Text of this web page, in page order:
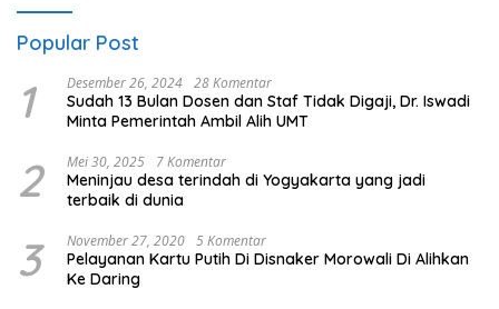
Popular Post
1 Desember 26, 2024 28 Komentar
Sudah 13 Bulan Dosen dan Staf Tidak Digaji, Dr. Iswadi
Minta Pemerintah Ambil Alih UMT
2 Mei 30, 2025 7 Komentar
Meninjau desa terindah di Yogyakarta yang jadi
terbaik di dunia
3 November 27, 2020 5 Komentar
Pelayanan Kartu Putih Di Disnaker Morowali Di Alihkan
Ke Daring